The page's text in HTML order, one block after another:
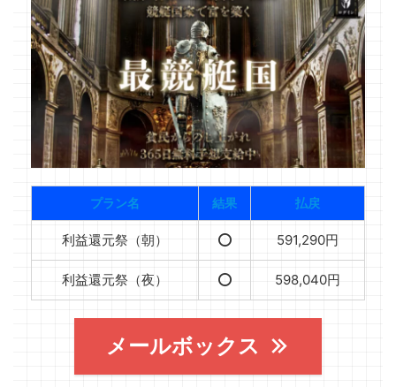
プラン名 結果 払戻
利益還元祭（朝） ⭕️ 591,290円
利益還元祭（夜） ⭕️ 598,040円
メールボックス